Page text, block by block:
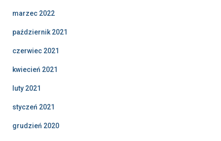
marzec 2022
październik 2021
czerwiec 2021
kwiecień 2021
luty 2021
styczeń 2021
grudzień 2020